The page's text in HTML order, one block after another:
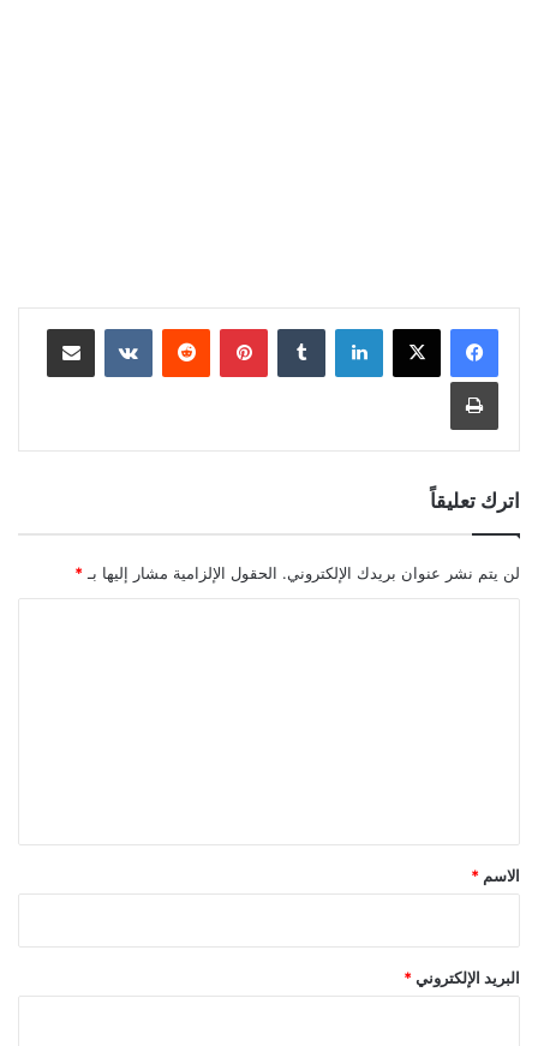
لينكدإن بينتيريست مشاركة عبر البريد
طباعة
اترك تعليقاً
لن يتم نشر عنوان بريدك الإلكتروني. الحقول الإلزامية مشار إليها بـ *
*
الاسم *
البريد الإلكتروني *